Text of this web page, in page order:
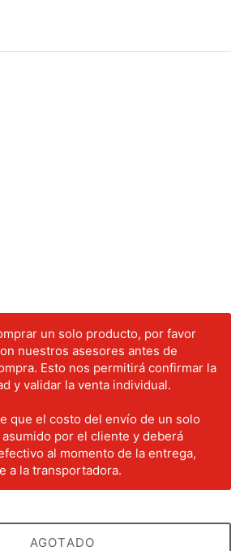
un solo producto, por favor
nuestros asesores antes de
Esto nos permitirá confirmar la
y validar la venta individual.
que el costo del envío de un solo
por el cliente y deberá
al momento de la entrega,
a la transportadora.
AGOTADO